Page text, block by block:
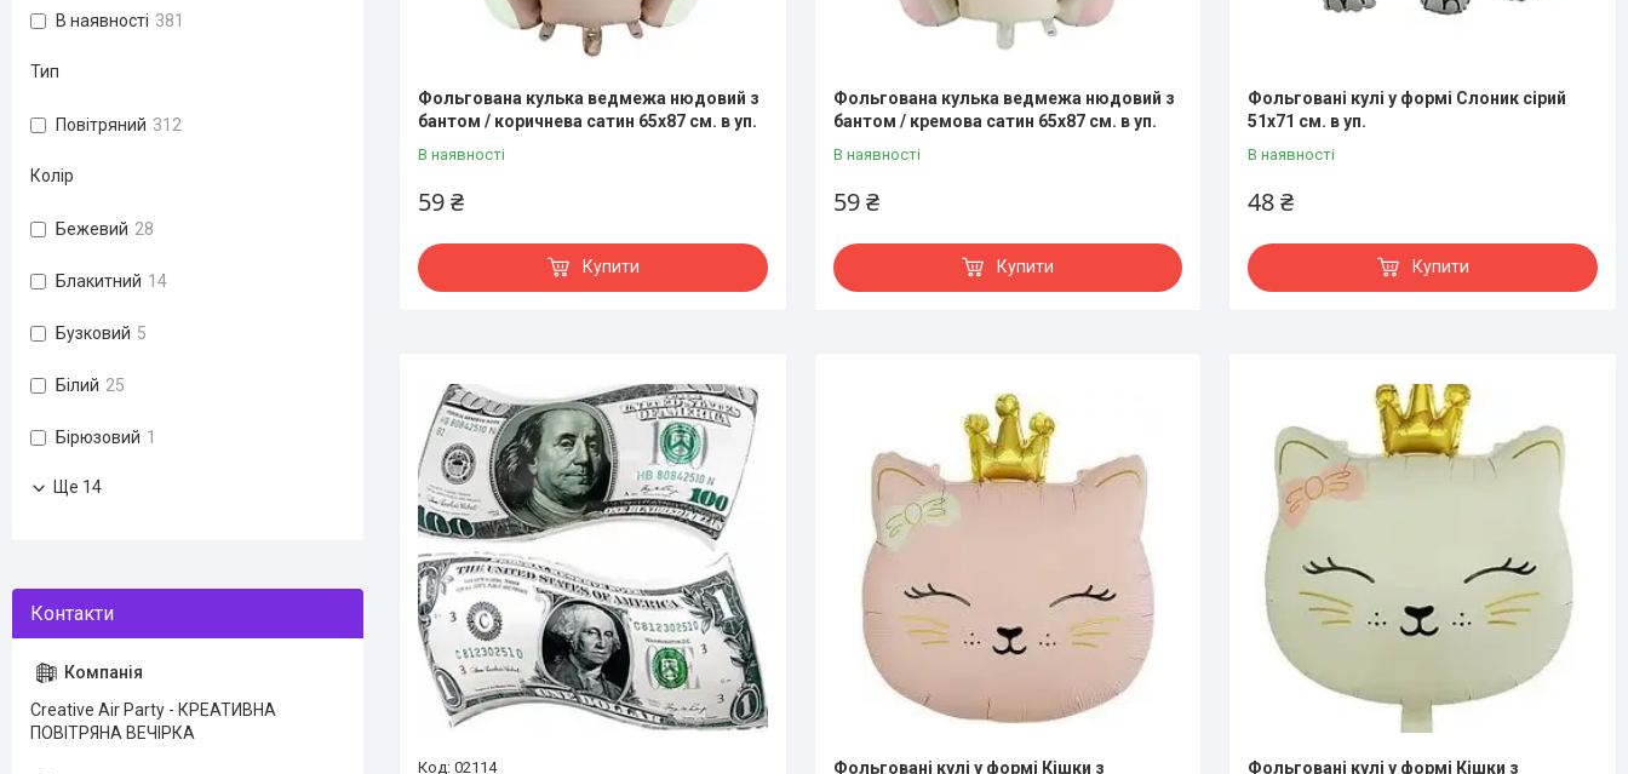
Фольгована кулька ведмежа нюдовий з
бантом / коричнева сатин 65х87 см. в уп.
В наявності
59 ₴
Купити
Фольгована кулька ведмежа нюдовий з
бантом / кремова сатин 65х87 см. в уп.
В наявності
59 ₴
Купити
Фольговані кулі у формі Слоник сірий
51х71 см. в уп.
В наявності
48 ₴
Купити
02114
Фольговані кулі у формі Кішки з
Фольговані кулі у формі Кішки з
В наявності 381
Тип
Повітряний 312
Колір
Бежевий 28
Блакитний 14
Бузковий 5
Білий 25
Бірюзовий 1
Ще 14
Creative Air Party - КРЕАТИВНА
ПОВІТРЯНА ВЕЧІРКА